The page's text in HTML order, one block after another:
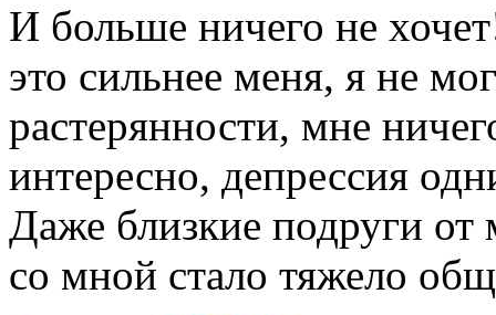
И больше ничего не
это сильнее меня, я не
растерянности, мне
интересно, депрессия
Даже близкие подруги от
со мной стало тяжело